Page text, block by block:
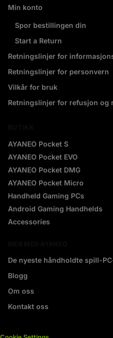
Min konto
Spor bestillingen din
Start a Return
Retningslinjer for
Retningslinjer for personvern
Vilkår for bruk
Retningslinjer for refusjon og
AYANEO Pocket S
AYANEO Pocket EVO
AYANEO Pocket DMG
AYANEO Pocket Micro
Handheld Gaming PCs
Android Gaming Handhelds
Accessories
De nyeste håndholdte spill-
Blogg
Om oss
Kontakt oss